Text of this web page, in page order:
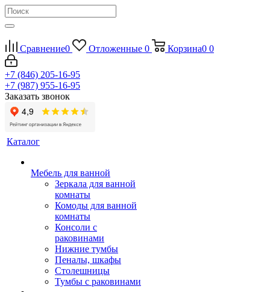
Сравнение0 Отложенные 0 Корзина0 0
+7 (846) 205-16-95
+7 (987) 955-16-95
Заказать звонок
Каталог
Мебель для ванной
Зеркала для ванной
комнаты
Комоды для ванной
комнаты
Консоли с
раковинами
Нижние тумбы
Пеналы, шкафы
Столешницы
Тумбы с раковинами